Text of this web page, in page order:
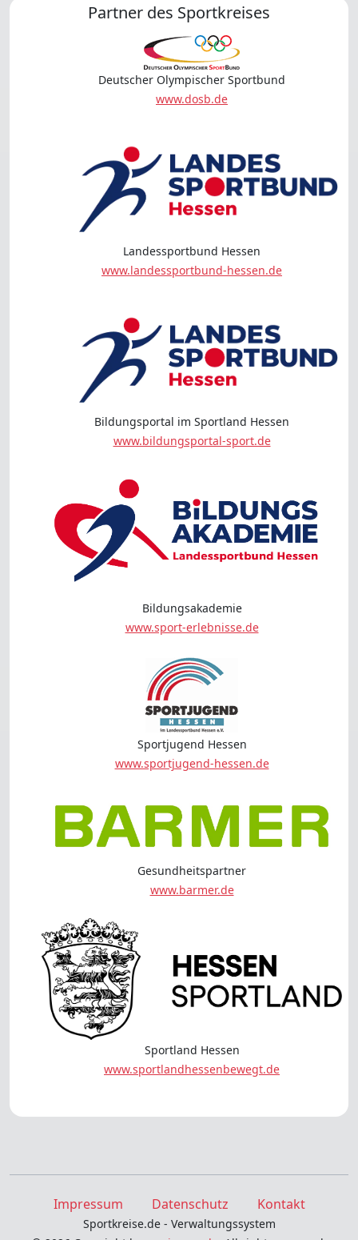
Partner des Sportkreises
Deutscher Olympischer Sportbund
www.dosb.de
Landessportbund Hessen
www.landessportbund-hessen.de
Bildungsportal im Sportland Hessen
www.bildungsportal-sport.de
Bildungsakademie
www.sport-erlebnisse.de
Sportjugend Hessen
www.sportjugend-hessen.de
Gesundheitspartner
www.barmer.de
Sportland Hessen
www.sportlandhessenbewegt.de
Impressum Datenschutz Kontakt
Sportkreise.de - Verwaltungssystem